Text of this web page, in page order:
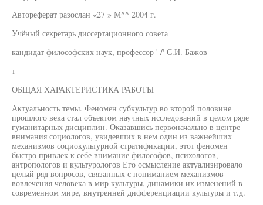
Автореферат разослан «27 » М^^ 2004 г.
Учёный секретарь диссертационного совета
кандидат философских наук, профессор ' /' С.И. Бажов
т
ОБЩАЯ ХАРАКТЕРИСТИКА РАБОТЫ
Актуальность темы. Феномен субкультур во второй половине
прошлого века стал объектом научных исследований в целом ряде
гуманитарных дисциплин. Оказавшись первоначально в центре
внимания социологов, увидевших в нем один из важнейших
механизмов социокультурной стратификации, этот феномен
быстро привлек к себе внимание философов, психологов,
антропологов и культурологов Его осмысление актуализировало
целый ряд вопросов, связанных с пониманием механизмов
вовлечения человека в мир культуры, динамики их изменений в
современном мире, внутренней дифференциации культуры и т.д.